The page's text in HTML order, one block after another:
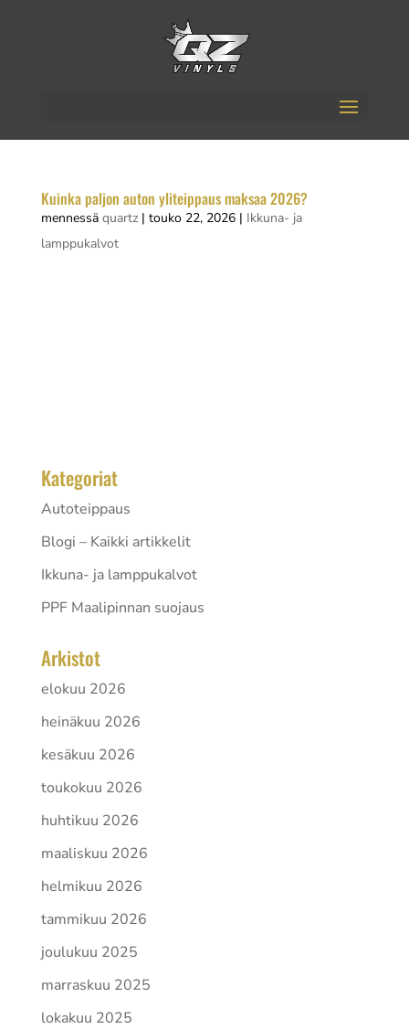
Kuinka paljon auton yliteippaus maksaa 2026?
mennessä quartz| touko 22, 2026| Ikkuna- ja
lamppukalvot
Kategoriat
Autoteippaus
Blogi – Kaikki artikkelit
Ikkuna- ja lamppukalvot
PPF Maalipinnan suojaus
Arkistot
elokuu 2026
heinäkuu 2026
kesäkuu 2026
toukokuu 2026
huhtikuu 2026
maaliskuu 2026
helmikuu 2026
tammikuu 2026
joulukuu 2025
marraskuu 2025
lokakuu 2025